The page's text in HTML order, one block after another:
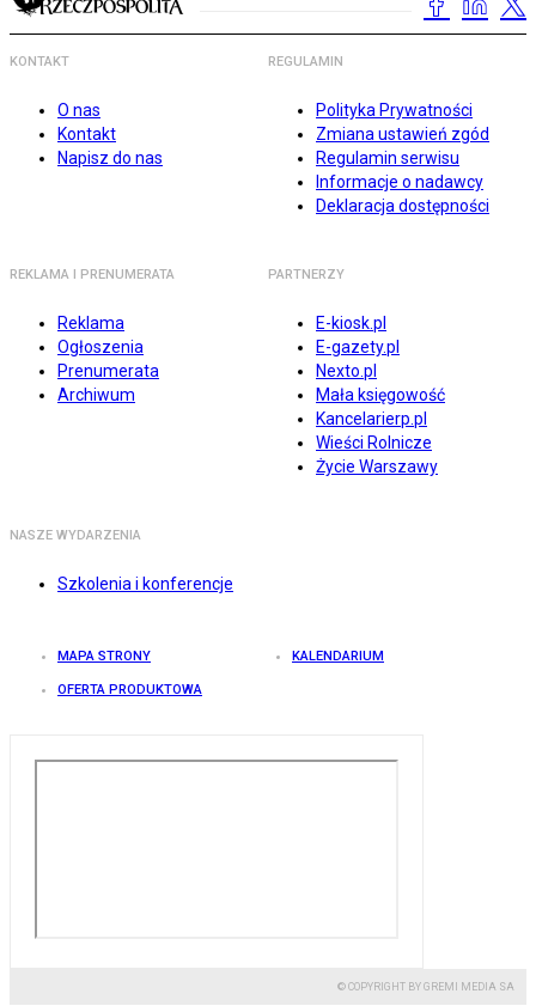
KONTAKT
O nas
Kontakt
Napisz do nas
REGULAMIN
Polityka Prywatności
Zmiana ustawień zgód
Regulamin serwisu
Informacje o nadawcy
Deklaracja dostępności
REKLAMA I PRENUMERATA
Reklama
Ogłoszenia
Prenumerata
Archiwum
PARTNERZY
E-kiosk.pl
E-gazety.pl
Nexto.pl
Mała księgowość
Kancelarierp.pl
Wieści Rolnicze
Życie Warszawy
NASZE WYDARZENIA
Szkolenia i konferencje
MAPA STRONY KALENDARIUM
OFERTA PRODUKTOWA
© COPYRIGHT BY GREMI MEDIA SA